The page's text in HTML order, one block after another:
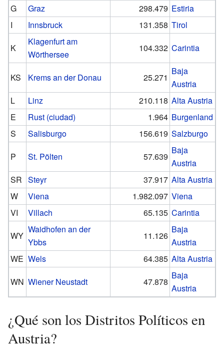
G
Graz 298.479 Estiria
I
Innsbruck 131.358 Tirol
K
Klagenfurt am
Wörthersee
104.332 Carintia
KS Krems an der Donau 25.271
Baja
Austria
L
Linz 210.118 Alta Austria
E
Rust (ciudad) 1.964 Burgenland
S
Salisburgo 156.619 Salzburgo
P
St. Pölten 57.639
Baja
Austria
SR Steyr 37.917 Alta Austria
W
Viena 1.982.097 Viena
VI
Villach 65.135 Carintia
WY
Waidhofen an der
Ybbs
11.126
Baja
Austria
WE Wels 64.385 Alta Austria
WN Wiener Neustadt 47.878
Baja
Austria
¿Qué son los Distritos Políticos en
Austria?